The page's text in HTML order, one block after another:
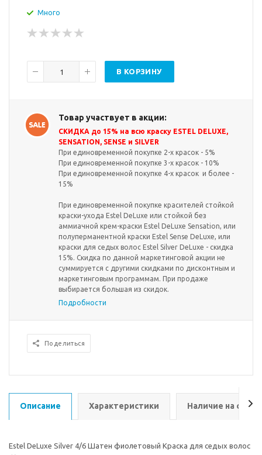
Много
В КОРЗИНУ
Товар участвует в акции:
СКИДКА до 15% на всю краску ESTEL DELUXE,
SENSATION, SENSE и SILVER
При единовременной покупке 2-х красок - 5%
При единовременной покупке 3-х красок - 10%
При единовременной покупке 4-х красок и более -
15%
При единовременной покупке красителей стойкой
краски-ухода Estel DeLuxe или стойкой без
аммиачной крем-краски Estel DeLuxe Sensation, или
полуперманентной краски Estel Sense DeLuxe, или
краски для седых волос Estel Silver DeLuxe - скидка
15%. Скидка по данной маркетинговой акции не
суммируется с другими скидками по дисконтным и
маркетинговым программам. При продаже
выбирается большая из скидок.
Подробности
Поделиться
Описание Характеристики Наличие на
Estel DeLuxe Silver 4/6 Шатен фиолетовый Краска для седых волос